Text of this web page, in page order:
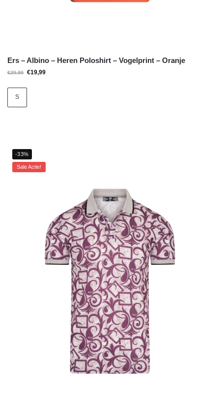
Ers – Albino – Heren Poloshirt – Vogelprint – Oranje
€29,99 €19,99
S
-33%
Sale Actie!